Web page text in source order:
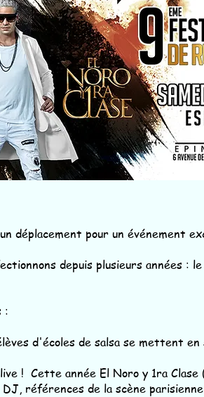
déplacement pour un événement
depuis plusieurs années :
:
d'écoles de salsa se mettent
! Cette année El Noro y 1ra Clase
références de la scène